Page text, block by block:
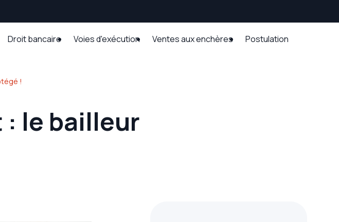
Droit bancaire Voies d'exécution Ventes aux enchères Postulation
!
: le bailleur